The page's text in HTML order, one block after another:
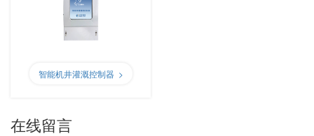
智能机井灌溉控制器 >
在线留言